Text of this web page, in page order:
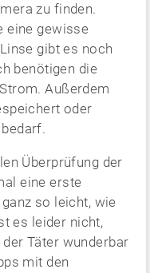
zu finden.
eine gewisse
gibt es noch
benötigen die
Außerdem
oder
Überprüfung der
eine erste
so leicht, wie
es leider nicht,
Täter wunderbar
mit den